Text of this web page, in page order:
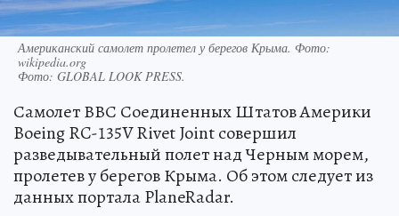
Американский самолет пролетел у берегов Крыма. Фото:
wikipedia.org
Фото: GLOBAL LOOK PRESS.
Самолет ВВС Соединенных Штатов Америки
Boeing RC-135V Rivet Joint совершил
разведывательный полет над Черным морем,
пролетев у берегов Крыма. Об этом следует из
данных портала PlaneRadar.